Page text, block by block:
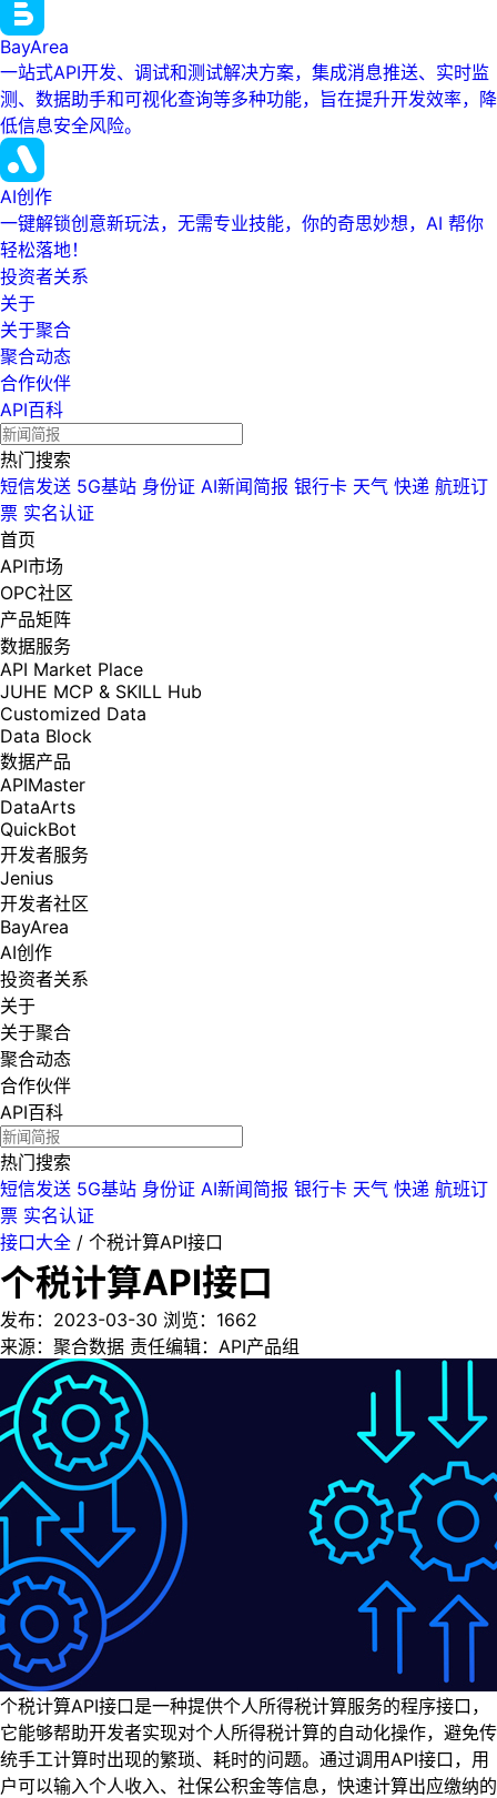
BayArea
一站式API开发、调试和测试解决方案，集成消息推送、实时监
测、数据助手和可视化查询等多种功能，旨在提升开发效率，降
低信息安全风险。
AI创作
一键解锁创意新玩法，无需专业技能，你的奇思妙想，AI 帮你
轻松落地！
投资者关系
关于
关于聚合
聚合动态
合作伙伴
API百科
热门搜索
短信发送 5G基站 身份证 AI新闻简报 银行卡 天气 快递 航班订
票 实名认证
首页
API市场
OPC社区
产品矩阵
数据服务
API Market Place
JUHE MCP & SKILL Hub
Customized Data
Data Block
数据产品
APIMaster
DataArts
QuickBot
开发者服务
Jenius
开发者社区
BayArea
AI创作
投资者关系
关于
关于聚合
聚合动态
合作伙伴
API百科
热门搜索
短信发送 5G基站 身份证 AI新闻简报 银行卡 天气 快递 航班订
票 实名认证
接口大全 / 个税计算API接口
个税计算API接口
发布：2023-03-30 浏览： 1662
来源：聚合数据 责任编辑：API产品组
个税计算API接口是一种提供个人所得税计算服务的程序接口，
它能够帮助开发者实现对个人所得税计算的自动化操作，避免传
统手工计算时出现的繁琐、耗时的问题。通过调用API接口，用
户可以输入个人收入、社保公积金等信息，快速计算出应缴纳的